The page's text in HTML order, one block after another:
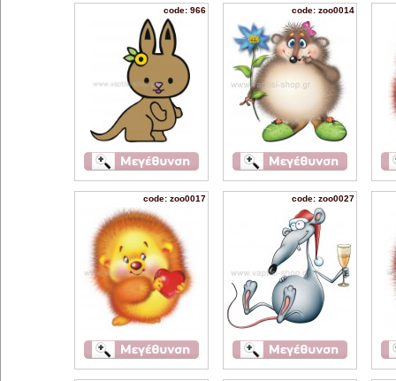
code: 966 code: zoo0014
code: zoo0017 code: zoo0027